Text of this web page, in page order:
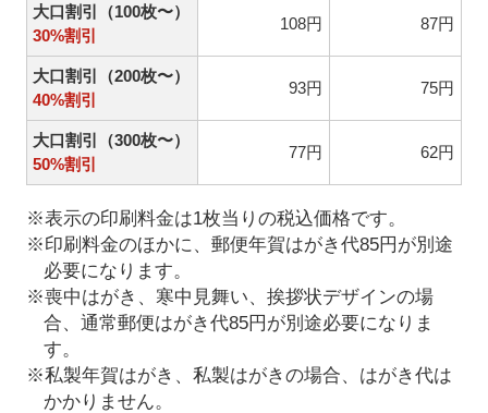
大口割引（100枚〜）
30%割引
108円 87円
大口割引（200枚〜）
40%割引
93円 75円
大口割引（300枚〜）
50%割引
77円 62円
※表示の印刷料金は1枚当りの税込価格です。
※印刷料金のほかに、郵便年賀はがき代85円が別途
必要になります。
※喪中はがき、寒中見舞い、挨拶状デザインの場
合、通常郵便はがき代85円が別途必要になりま
す。
※私製年賀はがき、私製はがきの場合、はがき代は
かかりません。